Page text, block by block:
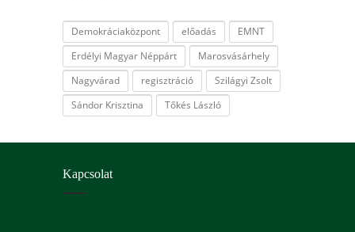
Demokráciaközpont előadás
EMNT
Erdélyi Magyar Néppárt
Marosvásárhely
Nagyvárad
regisztráció
Szilágyi Zsolt
Sándor Krisztina
Tőkés László
Kapcsolat